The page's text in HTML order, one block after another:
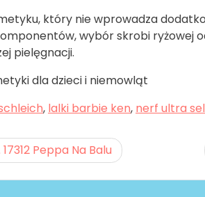
który nie wprowadza
wybór skrobi ryżowej
pielęgnacji.
dla dzieci i niemowląt
, lalki barbie ken, nerf ultra
Peppa Na Balu